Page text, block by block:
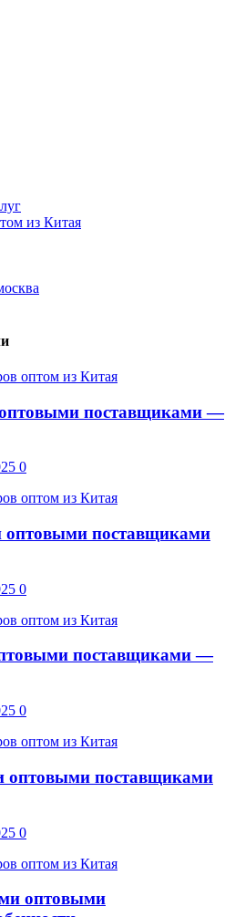
из Китая
оптом из Китая
поставщиками —
0
оптом из Китая
оптовыми поставщиками
0
оптом из Китая
поставщиками —
0
оптом из Китая
оптовыми поставщиками
0
оптом из Китая
оптовыми